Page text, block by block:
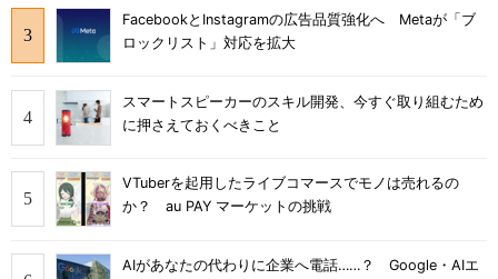
FacebookとInstagramの広告品質強化へ Metaが「ブ
ロックリスト」対応を拡大
スマートスピーカーのスキル開発、今すぐ取り組むため
に押さえておくべきこと
VTuberを起用したライブコマースでモノは売れるの
か？ au PAY マーケットの挑戦
AIがあなたの代わりに企業へ電話……？ Google・AIエ